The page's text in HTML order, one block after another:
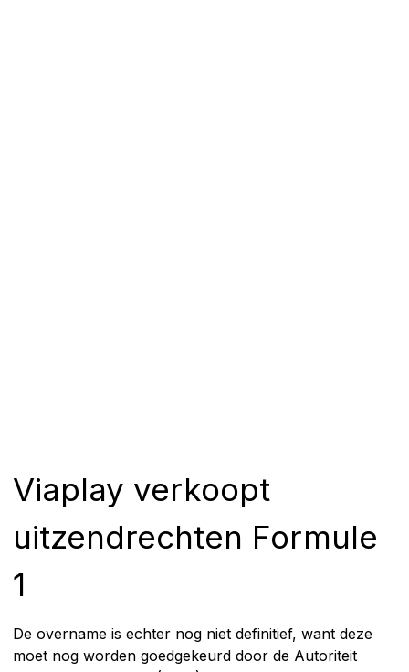
Viaplay verkoopt
uitzendrechten Formule
1
De overname is echter nog niet definitief, want deze
moet nog worden goedgekeurd door de Autoriteit